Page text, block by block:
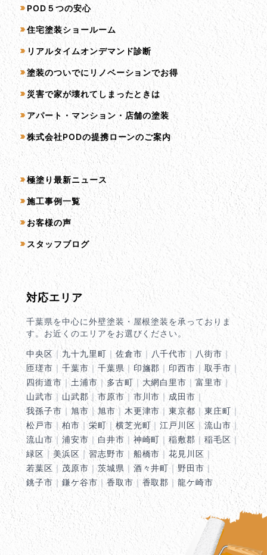
サービス一覧
POD５つの安心
住宅塗装ショールーム
リアルタイムオンデマンド診断
塗装のついでにリノベーションでお得
災害で家が壊れてしまったときは
アパート・マンション・店舗の塗装
株式会社PODの提携ローンのご案内
コンテンツ一覧
極塗り最新ニュース
施工事例一覧
お客様の声
スタッフブログ
対応エリア
千葉県を中心に外壁塗装・屋根塗装を承っておりま
す。お近くのエリアをお選びください。
中央区 ｜九十九里町 ｜佐倉市 ｜ 八千代市｜八街市 ｜
匝瑳市 ｜ 千葉市 ｜ 千葉県 ｜ 印旛郡 ｜ 印西市 ｜取手市 ｜
四街道市 ｜土浦市｜ 多古町 ｜ 大網白里市 ｜富里市 ｜
山武市 ｜山武郡 ｜ 市原市｜ 市川市 ｜ 成田市 ｜
我孫子市 ｜ 旭市｜旭市｜ 木更津市 ｜東京都 ｜東庄町 ｜
松戸市 ｜ 柏市 ｜栄町｜ 横芝光町｜江戸川区 ｜流山市｜
流山市 ｜ 浦安市 ｜白井市 ｜ 神崎町 ｜稲敷郡 ｜稲毛区｜
緑区｜美浜区｜ 習志野市 ｜ 船橋市 ｜花見川区 ｜
若葉区 ｜ 茂原市 ｜茨城県 ｜ 酒々井町 ｜ 野田市 ｜
銚子市 ｜ 鎌ケ谷市｜香取市｜香取郡 ｜龍ケ崎市